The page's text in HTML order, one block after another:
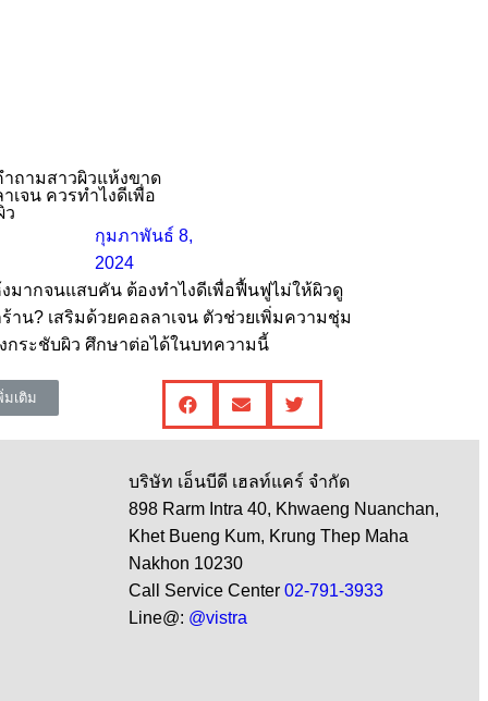
ถามสาวผิวแห้งขาด
เจน ควรทําไงดีเพื่อ
ว
กุมภาพันธ์ 8,
2024
มากจนแสบคัน ต้องทำไงดีเพื่อฟื้นฟูไม่ให้ผิวดู
าน? เสริมด้วยคอลลาเจน ตัวช่วยเพิ่มความชุ่ม
กระชับผิว ศึกษาต่อได้ในบทความนี้
มเติม
บริษัท เอ็นบีดี เฮลท์แคร์ จำกัด
898 Rarm Intra 40, Khwaeng Nuanchan,
Khet Bueng Kum, Krung Thep Maha
Nakhon 10230
Call Service Center 02-791-3933
Line@: @vistra